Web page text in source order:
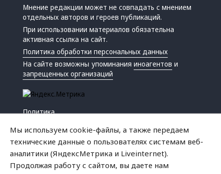
Мнение редакции может не совпадать с мнением
отдельных авторов и героев публикаций.
При использовании материалов обязательна
активная ссылка на сайт.
Политика обработки персональных данных
На сайте возможны упоминанияиноагентов и
запрещенных организаций
Политика
Мы используем cookie-файлы, а также передаем
технические данные о пользователях системам веб-
аналитики (ЯндексМетрика и Liveinternet).
Продолжая работу с сайтом, вы даете нам